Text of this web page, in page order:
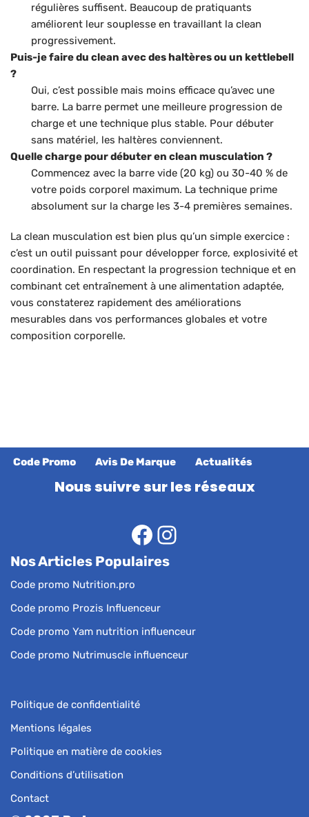
régulières suffisent. Beaucoup de pratiquants
améliorent leur souplesse en travaillant la clean
progressivement.
Puis-je faire du clean avec des haltères ou un kettlebell
?
Oui, c’est possible mais moins efficace qu’avec une
barre. La barre permet une meilleure progression de
charge et une technique plus stable. Pour débuter
sans matériel, les haltères conviennent.
Quelle charge pour débuter en clean musculation ?
Commencez avec la barre vide (20 kg) ou 30-40 % de
votre poids corporel maximum. La technique prime
absolument sur la charge les 3-4 premières semaines.
La clean musculation est bien plus qu’un simple exercice :
c’est un outil puissant pour développer force, explosivité et
coordination. En respectant la progression technique et en
combinant cet entraînement à une alimentation adaptée,
vous constaterez rapidement des améliorations
mesurables dans vos performances globales et votre
composition corporelle.
Code Promo Avis De Marque Actualités
Nous suivre sur les réseaux
Nos Articles Populaires
Code promo Nutrition.pro
Code promo Prozis Influenceur
Code promo Yam nutrition influenceur
Code promo Nutrimuscle influenceur
Politique de confidentialité
Mentions légales
Politique en matière de cookies
Conditions d’utilisation
Contact